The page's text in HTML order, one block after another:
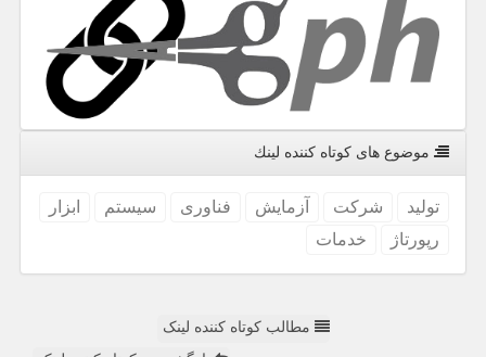
موضوع های كوتاه كننده لینك
تولید شركت آزمایش فناوری سیستم
ابزار
رپورتاژ
خدمات
مطالب کوتاه کننده لینک